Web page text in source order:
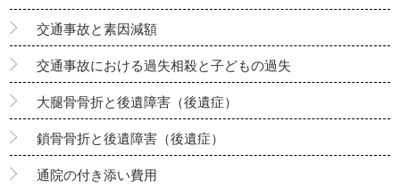
交通事故と素因減額
交通事故における過失相殺と子どもの過失
大腿骨骨折と後遺障害（後遺症）
鎖骨骨折と後遺障害（後遺症）
通院の付き添い費用